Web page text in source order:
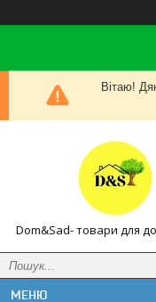
Вітаю!
Dom&Sad- товари для